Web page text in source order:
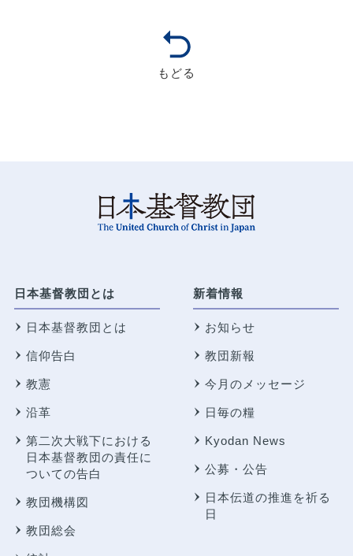
もどる
日本基督教団とは
日本基督教団とは
信仰告白
教憲
沿革
第二次大戦下における
日本基督教団の責任に
ついての告白
教団機構図
教団総会
新着情報
お知らせ
教団新報
今月のメッセージ
日毎の糧
Kyodan News
公募・公告
日本伝道の推進を祈る
日